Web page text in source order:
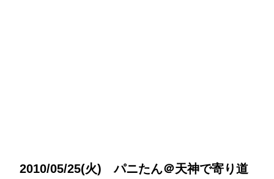
2010/05/25(火) パニたん＠天神で寄り道